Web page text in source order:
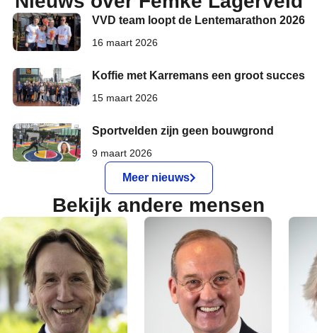
VVD team loopt de Lentemarathon 2026
16 maart 2026
Koffie met Karremans een groot succes
15 maart 2026
Sportvelden zijn geen bouwgrond
9 maart 2026
Meer nieuws
Bekijk andere mensen